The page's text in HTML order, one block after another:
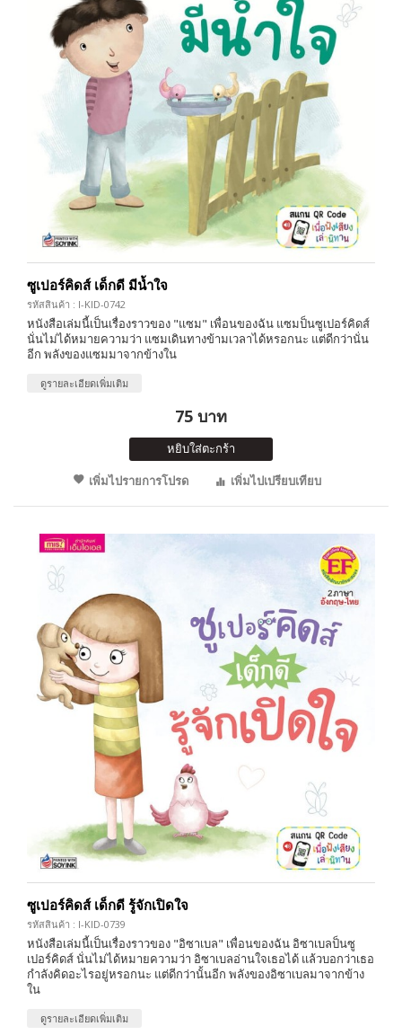
ซูเปอร์คิดส์ เด็กดี มีน้ำใจ
รหัสสินค้า : I-KID-0742
หนังสือเล่มนี้เป็นเรื่องราวของ "แซม" เพื่อนของฉัน แซมป็นซูเปอร์คิดส์
นั่นไม่ได้หมายความว่า แซมเดินทางข้ามเวลาได้หรอกนะ แต่ดีกว่านั่น
อีก พลังของแซมมาจากข้างใน
ดูรายละเอียดเพิ่มเติม
75 บาท
หยิบใส่ตะกร้า
เพิ่มไปรายการโปรด
เพิ่มไปเปรียบเทียบ
ซูเปอร์คิดส์ เด็กดี รู้จักเปิดใจ
รหัสสินค้า : I-KID-0739
หนังสือเล่มนี้เป็นเรื่องราวของ "อิซาเบล" เพื่อนของฉัน อิซาเบลป็นซู
เปอร์คิดส์ นั่นไม่ได้หมายความว่า อิซาเบลอ่านใจเธอได้ แล้วบอกว่าเธอ
กำลังคิดอะไรอยู่หรอกนะ แต่ดีกว่านั้นอีก พลังของอิซาเบลมาจากข้าง
ใน
ดูรายละเอียดเพิ่มเติม